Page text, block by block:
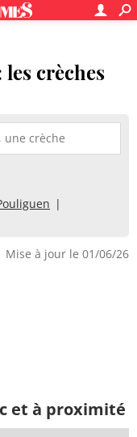
crèches
Mise à jour le 01/06/26
et à proximité